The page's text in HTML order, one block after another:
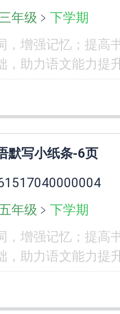
年级 ﹥ 下学期
，增强记忆；提高
，助力语文能力提
默写小纸条-6页
年级 ﹥ 下学期
，增强记忆；提高
，助力语文能力提